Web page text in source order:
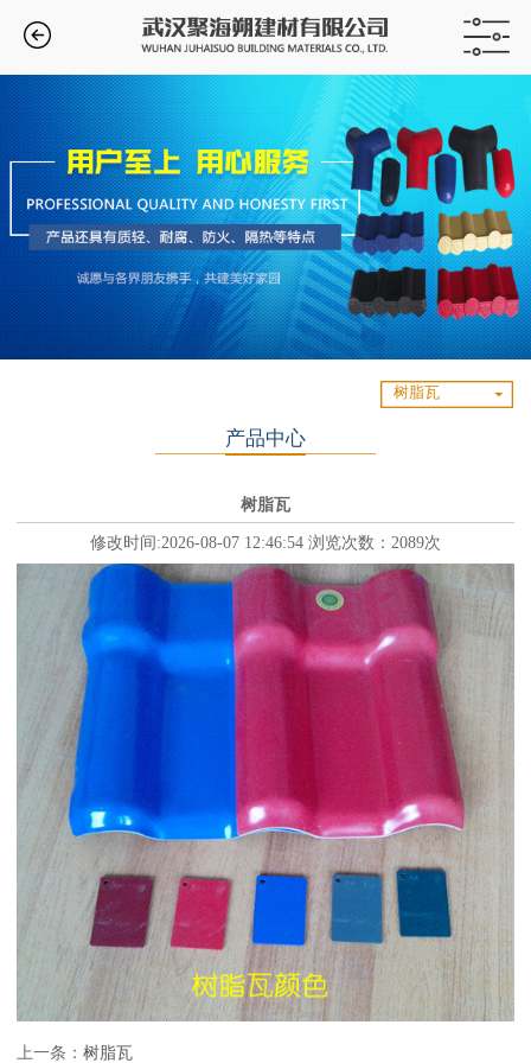
树脂瓦
产品中心
树脂瓦
修改时间:2026-08-07 12:46:54 浏览次数：2089次
上一条： 树脂瓦